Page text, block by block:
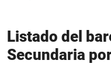
Listado del
Secundaria